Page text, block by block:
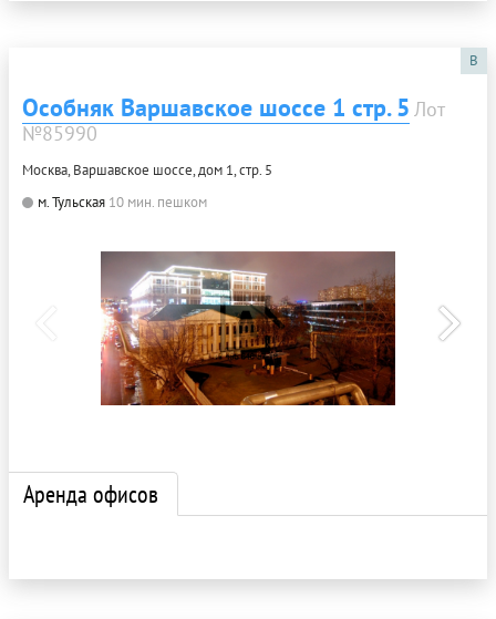
B
Особняк Варшавское шоссе 1 стр. 5 Лот
№85990
Москва, Варшавское шоссе, дом 1, стр. 5
м. Тульская 10 мин. пешком
Аренда офисов